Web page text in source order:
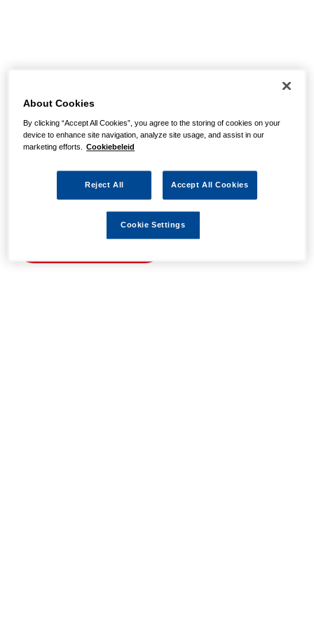
pagina niet kunnen
vinden
Wellicht zit er een spel- of typfout in de URL of is de
actie waarnaar u zocht al verlopen. We hopen u weer op
About Cookies
By clicking “Accept All Cookies”, you agree to the storing of cookies on your
device to enhance site navigation, analyze site usage, and assist in our
marketing efforts. Cookiebeleid
Reject All Accept All Cookies
Cookie Settings